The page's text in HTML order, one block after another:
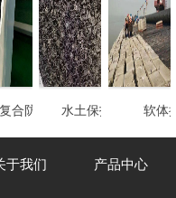
合防排水板水土保护毯 软体排
于我们 产品中心